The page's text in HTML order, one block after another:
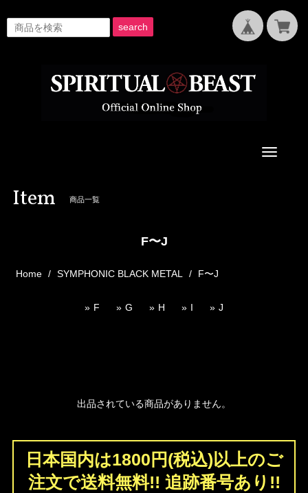
search
Toggle
Item 商品一覧
F〜J
Home SYMPHONIC BLACK METAL F〜J
F G H I J
出品されている商品がありません。
日本国内は1800円(税込)以上のご
注文で送料無料!! 追跡番号あり!!